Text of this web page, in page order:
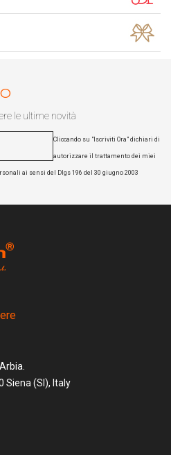
le ultime novità
Cliccando su "Iscriviti Ora" dichiari di
autorizzare il trattamento dei miei
ai sensi del Dlgs 196 del 30 giugno 2003
Siena (SI), Italy